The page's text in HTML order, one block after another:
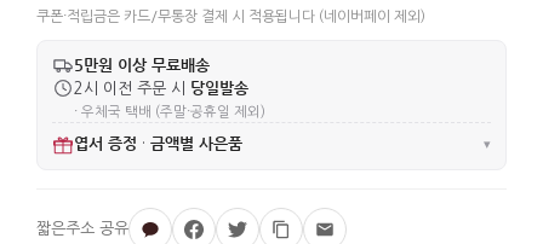
쿠폰·적립금은 카드/무통장 결제 시 적용됩니다 (네이버페이 제외)
5만원 이상 무료배송
2시 이전 주문 시 당일발송
· 우체국 택배 (주말·공휴일 제외)
엽서 증정 · 금액별 사은품 ▾